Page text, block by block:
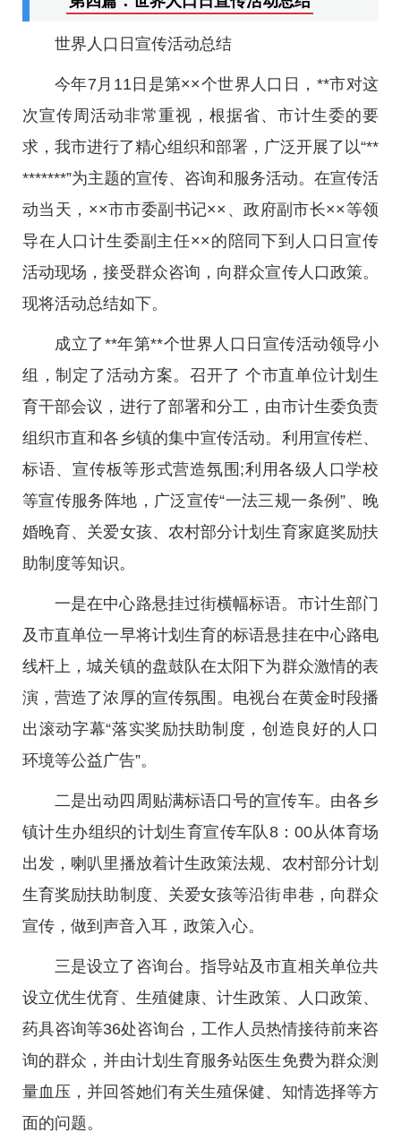
世界人口日宣传活动总结
今年7月11日是第××个世界人口日，**市对这
次宣传周活动非常重视，根据省、市计生委的要
求，我市进行了精心组织和部署，广泛开展了以“**
*******”为主题的宣传、咨询和服务活动。在宣传活
动当天，××市市委副书记××、政府副市长××等领
导在人口计生委副主任××的陪同下到人口日宣传
活动现场，接受群众咨询，向群众宣传人口政策。
现将活动总结如下。
成立了**年第**个世界人口日宣传活动领导小
组，制定了活动方案。召开了 个市直单位计划生
育干部会议，进行了部署和分工，由市计生委负责
组织市直和各乡镇的集中宣传活动。利用宣传栏、
标语、宣传板等形式营造氛围;利用各级人口学校
等宣传服务阵地，广泛宣传“一法三规一条例”、晚
婚晚育、关爱女孩、农村部分计划生育家庭奖励扶
助制度等知识。
一是在中心路悬挂过街横幅标语。市计生部门
及市直单位一早将计划生育的标语悬挂在中心路电
线杆上，城关镇的盘鼓队在太阳下为群众激情的表
演，营造了浓厚的宣传氛围。电视台在黄金时段播
出滚动字幕“落实奖励扶助制度，创造良好的人口
环境等公益广告”。
二是出动四周贴满标语口号的宣传车。由各乡
镇计生办组织的计划生育宣传车队8：00从体育场
出发，喇叭里播放着计生政策法规、农村部分计划
生育奖励扶助制度、关爱女孩等沿街串巷，向群众
宣传，做到声音入耳，政策入心。
三是设立了咨询台。指导站及市直相关单位共
设立优生优育、生殖健康、计生政策、人口政策、
药具咨询等36处咨询台，工作人员热情接待前来咨
询的群众，并由计划生育服务站医生免费为群众测
量血压，并回答她们有关生殖保健、知情选择等方
面的问题。